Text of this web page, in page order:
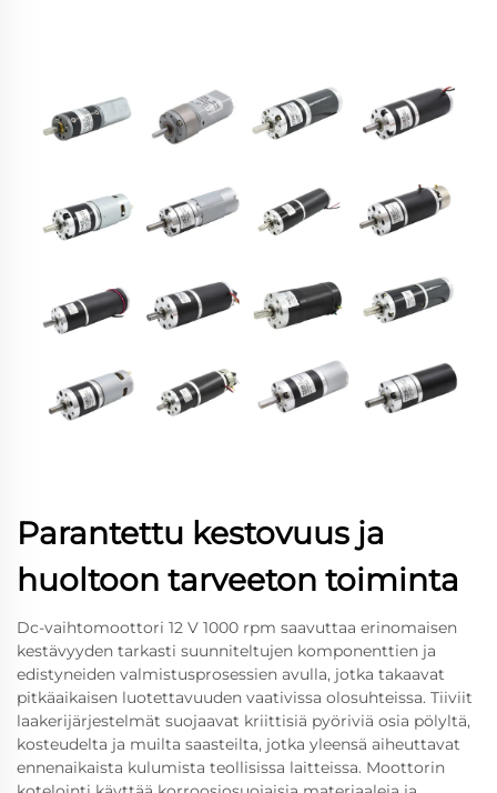
Parantettu kestovuus ja
huoltoon tarveeton toiminta
Dc-vaihtomoottori 12 V 1000 rpm saavuttaa erinomaisen
kestävyyden tarkasti suunniteltujen komponenttien ja
edistyneiden valmistusprosessien avulla, jotka takaavat
pitkäaikaisen luotettavuuden vaativissa olosuhteissa. Tiiviit
laakerijärjestelmät suojaavat kriittisiä pyöriviä osia pölyltä,
kosteudelta ja muilta saasteilta, jotka yleensä aiheuttavat
ennenaikaista kulumista teollisissa laitteissa. Moottorin